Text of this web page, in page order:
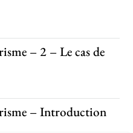
– 2 – Le cas de
– Introduction